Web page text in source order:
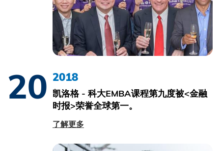
20 2018
凯洛格 - 科大EMBA课程第九度被<金融
时报>荣誉全球第一。
了解更多